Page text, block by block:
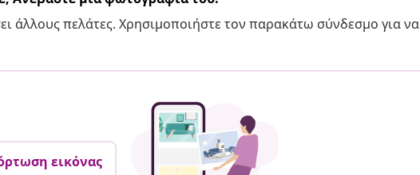
άλλους πελάτες. Χρησιμοποιήστε τον παρακάτω σύνδεσμο για να
εικόνας